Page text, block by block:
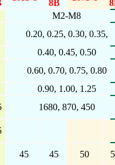
8B
M2-M8
0.20, 0.25, 0.30, 0.35,
0.40, 0.45, 0.50
0.60, 0.70, 0.75, 0.80
0.90, 1.00, 1.25
1680, 870, 450
45 45 50